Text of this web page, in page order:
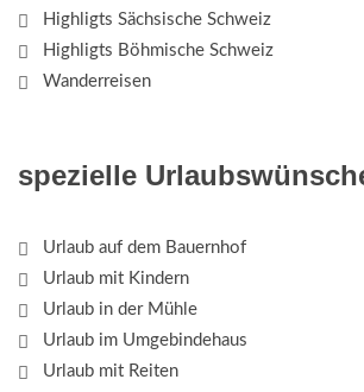
Highligts Sächsische Schweiz
Highligts Böhmische Schweiz
Wanderreisen
spezielle
Urlaub auf dem Bauernhof
Urlaub mit Kindern
Urlaub in der Mühle
Urlaub im Umgebindehaus
Urlaub mit Reiten